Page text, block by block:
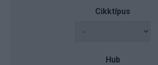
Cikktípus
Hub